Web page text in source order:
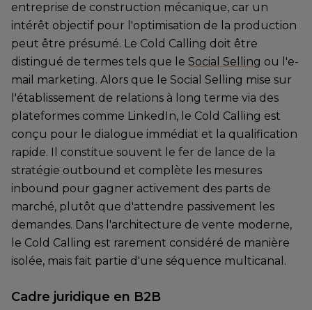
entreprise de construction mécanique, car un
intérêt objectif pour l'optimisation de la production
peut être présumé. Le Cold Calling doit être
distingué de termes tels que le Social Selling ou l'e-
mail marketing. Alors que le Social Selling mise sur
l'établissement de relations à long terme via des
plateformes comme LinkedIn, le Cold Calling est
conçu pour le dialogue immédiat et la qualification
rapide. Il constitue souvent le fer de lance de la
stratégie outbound et complète les mesures
inbound pour gagner activement des parts de
marché, plutôt que d'attendre passivement les
demandes. Dans l'architecture de vente moderne,
le Cold Calling est rarement considéré de manière
isolée, mais fait partie d'une séquence multicanal.
Cadre juridique en B2B